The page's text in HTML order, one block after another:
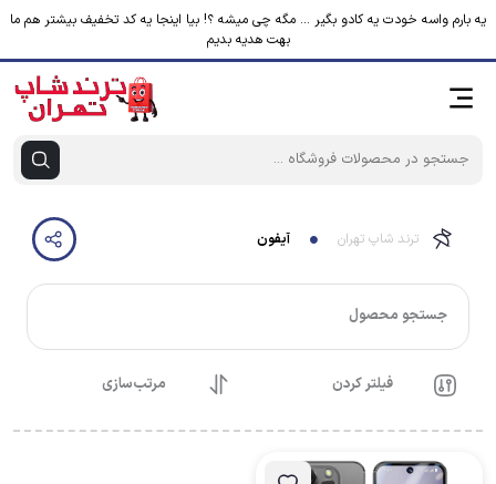
یه بارم واسه خودت یه کادو بگیر ... مگه چی میشه ؟! بیا اینجا یه کد تخفیف بیشتر هم ما
بهت هدیه بدیم
ترند شاپ تهران آیفون
جستجو محصول
فیلتر کردن مرتب‌سازی